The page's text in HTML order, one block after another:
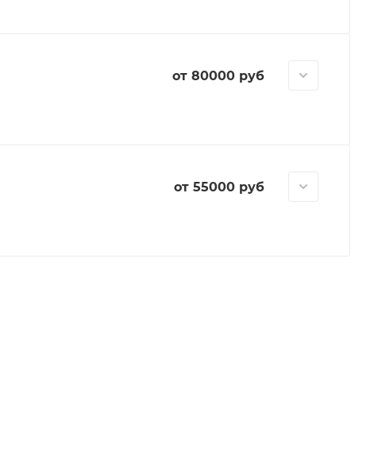
от 80000 руб
от 55000 руб